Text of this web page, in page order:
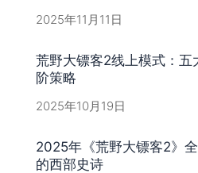
2025年11月11日
荒野大镖客2线上模式：五
阶策略
2025年10月19日
2025年《荒野大镖客2》
的西部史诗